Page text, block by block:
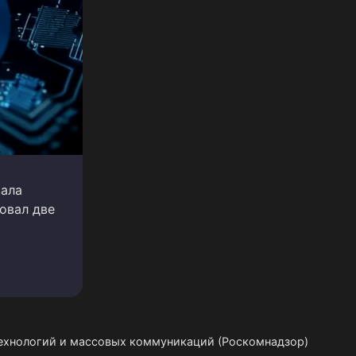
две
и массовых коммуникаций (Роскомнадзор)